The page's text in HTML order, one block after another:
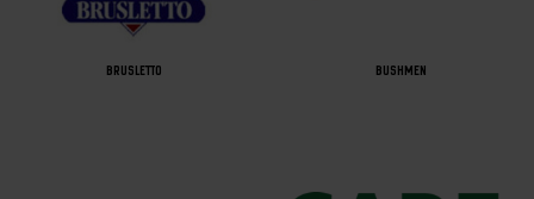
BRUSLETTO BUSHMEN